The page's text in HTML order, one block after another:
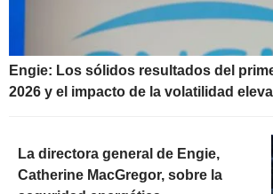
Engie: Los sólidos resultados del
2026 y el impacto de la volatilidad
La directora general de Engie,
Catherine MacGregor, sobre la